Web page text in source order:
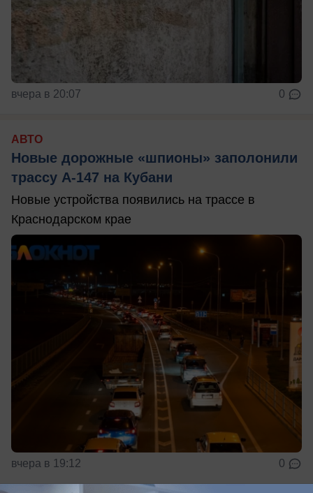
вчера в 20:07 0
АВТО
Новые дорожные «шпионы» заполонили
трассу А-147 на Кубани
Новые устройства появились на трассе в
Краснодарском крае
вчера в 19:12 0